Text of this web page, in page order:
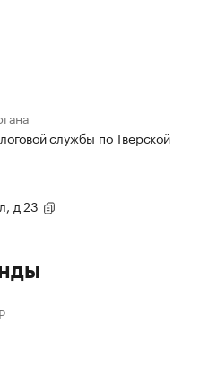
службы по Тверской
д 23